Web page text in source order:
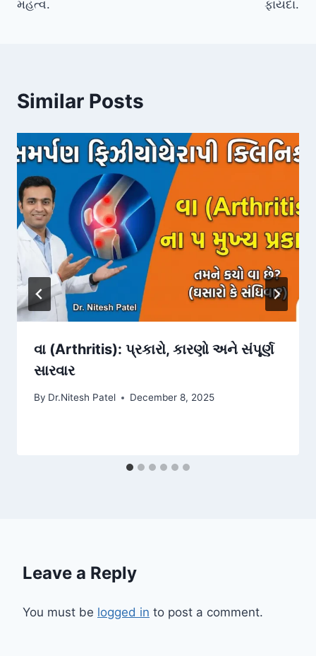
મહત્વ.
ફાયદા.
Similar Posts
વા (Arthritis): પ્રકારો, કારણો અને સંપૂર્ણ
સારવાર
By Dr.Nitesh Patel December 8, 2025
Leave a Reply
You must be logged in to post a comment.